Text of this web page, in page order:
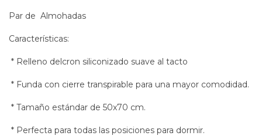
Par de Almohadas
Características:
* Relleno delcron siliconizado suave al tacto
* Funda con cierre transpirable para una mayor comodidad.
* Tamaño estándar de 50x70 cm.
* Perfecta para todas las posiciones para dormir.